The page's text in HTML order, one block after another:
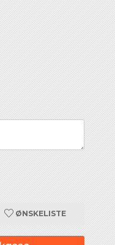
ØNSKELISTE